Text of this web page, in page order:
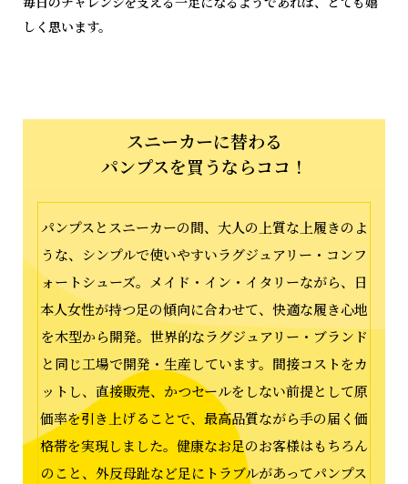
しく思います。
スニーカーに替わる
パンプスを買うならココ！
パンプスとスニーカーの間、大人の上質な上履きのよ
うな、シンプルで使いやすいラグジュアリー・コンフ
ォートシューズ。メイド・イン・イタリーながら、日
本人女性が持つ足の傾向に合わせて、快適な履き心地
を木型から開発。世界的なラグジュアリー・ブランド
と同じ工場で開発・生産しています。間接コストをカ
ットし、直接販売、かつセールをしない前提として原
価率を引き上げることで、最高品質ながら手の届く価
格帯を実現しました。健康なお足のお客様はもちろん
のこと、外反母趾など足にトラブルがあってパンプス